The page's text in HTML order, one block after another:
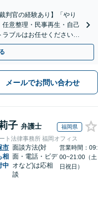
判官の経験あり】「やり
意整理・民事再生・自己
ブルはお任せください。
メールでお問い合わせ
子 弁護士 福岡県
ト法律事務所 福岡オフィス
市
相
中
面談方法(対
面・電話・ビデ
オなど)は応相
談
営業時間：09:
00~21:00（土
日祝日）